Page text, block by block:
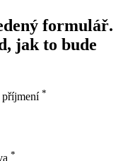
formulář.
jak to bude
příjmení *
*